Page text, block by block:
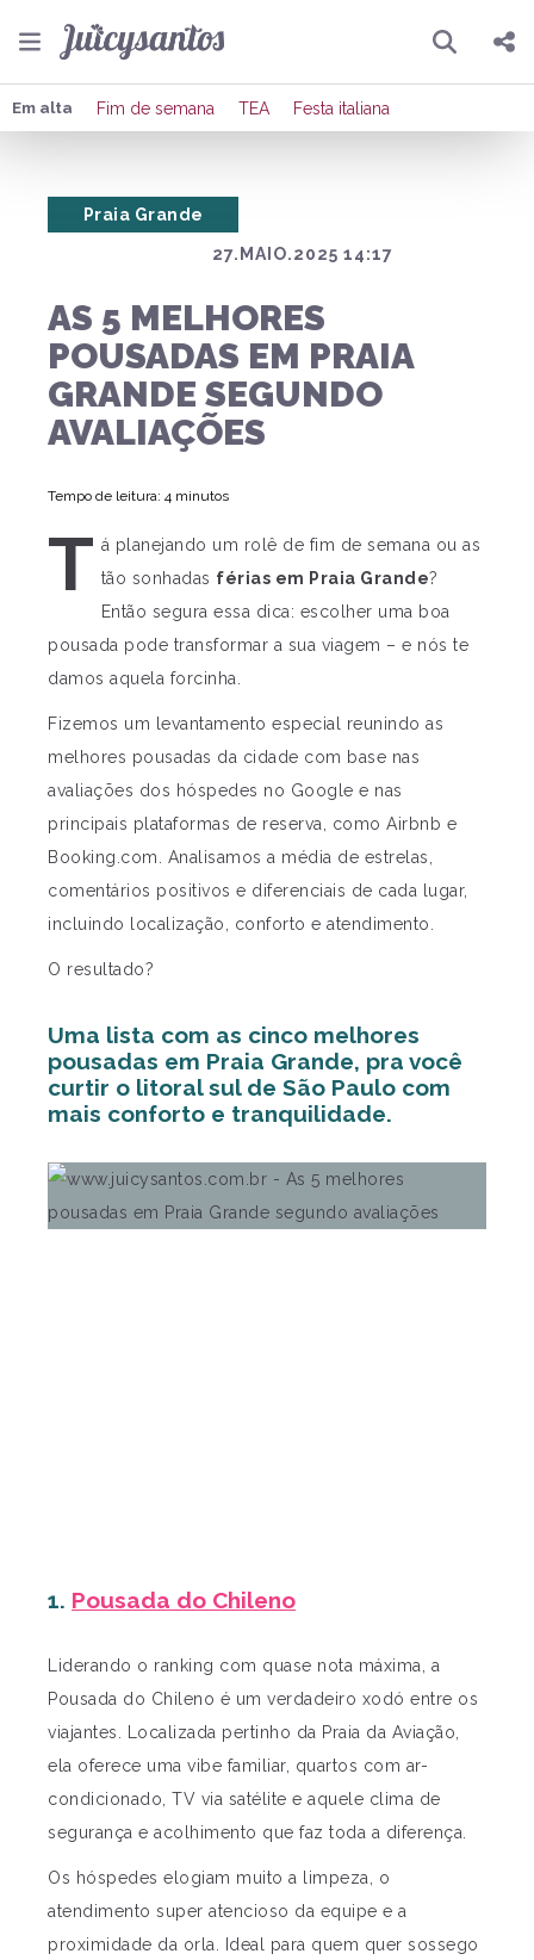
Pesquisar
Compartilhar
Em alta Fim de semana TEA Festa italiana
27.MAIO.2025 14:17
Praia Grande
AS 5 MELHORES
POUSADAS EM PRAIA
GRANDE SEGUNDO
AVALIAÇÕES
Tempo de leitura: 4 minutos
T á planejando um rolê de fim de semana ou as
tão sonhadas férias em Praia Grande?
Então segura essa dica: escolher uma boa
pousada pode transformar a sua viagem – e nós te
damos aquela forcinha.
Fizemos um levantamento especial reunindo as
melhores pousadas da cidade com base nas
avaliações dos hóspedes no Google e nas
principais plataformas de reserva, como Airbnb e
Booking.com. Analisamos a média de estrelas,
comentários positivos e diferenciais de cada lugar,
incluindo localização, conforto e atendimento.
O resultado?
Uma lista com as cinco melhores
pousadas em Praia Grande, pra você
curtir o litoral sul de São Paulo com
mais conforto e tranquilidade.
1. Pousada do Chileno
Liderando o ranking com quase nota máxima, a
Pousada do Chileno é um verdadeiro xodó entre os
viajantes. Localizada pertinho da Praia da Aviação,
ela oferece uma vibe familiar, quartos com ar-
condicionado, TV via satélite e aquele clima de
segurança e acolhimento que faz toda a diferença.
Os hóspedes elogiam muito a limpeza, o
atendimento super atencioso da equipe e a
proximidade da orla. Ideal para quem quer sossego